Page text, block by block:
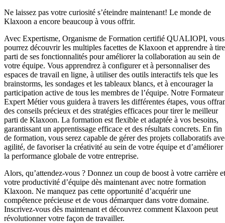
Ne laissez pas votre curiosité s’éteindre maintenant! Le monde de
Klaxoon a encore beaucoup à vous offrir.
Avec Expertisme, Organisme de Formation certifié QUALIOPI, vous
pourrez découvrir les multiples facettes de Klaxoon et apprendre à
parti de ses fonctionnalités pour améliorer la collaboration au sein de
votre équipe. Vous apprendrez à configurer et à personnaliser des
espaces de travail en ligne, à utiliser des outils interactifs tels que les
brainstorms, les sondages et les tableaux blancs, et à encourager la
participation active de tous les membres de l’équipe. Notre Formateur
Expert Métier vous guidera à travers les différentes étapes, vous
des conseils précieux et des stratégies efficaces pour tirer le meilleur
parti de Klaxoon. La formation est flexible et adaptée à vos besoins,
garantissant un apprentissage efficace et des résultats concrets. En fin
de formation, vous serez capable de gérer des projets collaboratifs
agilité, de favoriser la créativité au sein de votre équipe et d’améliorer
la performance globale de votre entreprise.
Alors, qu’attendez-vous ? Donnez un coup de boost à votre carrière et
votre productivité d’équipe dès maintenant avec notre formation
Klaxoon. Ne manquez pas cette opportunité d’acquérir une
compétence précieuse et de vous démarquer dans votre domaine.
Inscrivez-vous dès maintenant et découvrez comment Klaxoon peut
révolutionner votre façon de travailler.